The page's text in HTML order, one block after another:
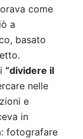
come
a
basato
“dividere il
nelle
e
in
fotografare